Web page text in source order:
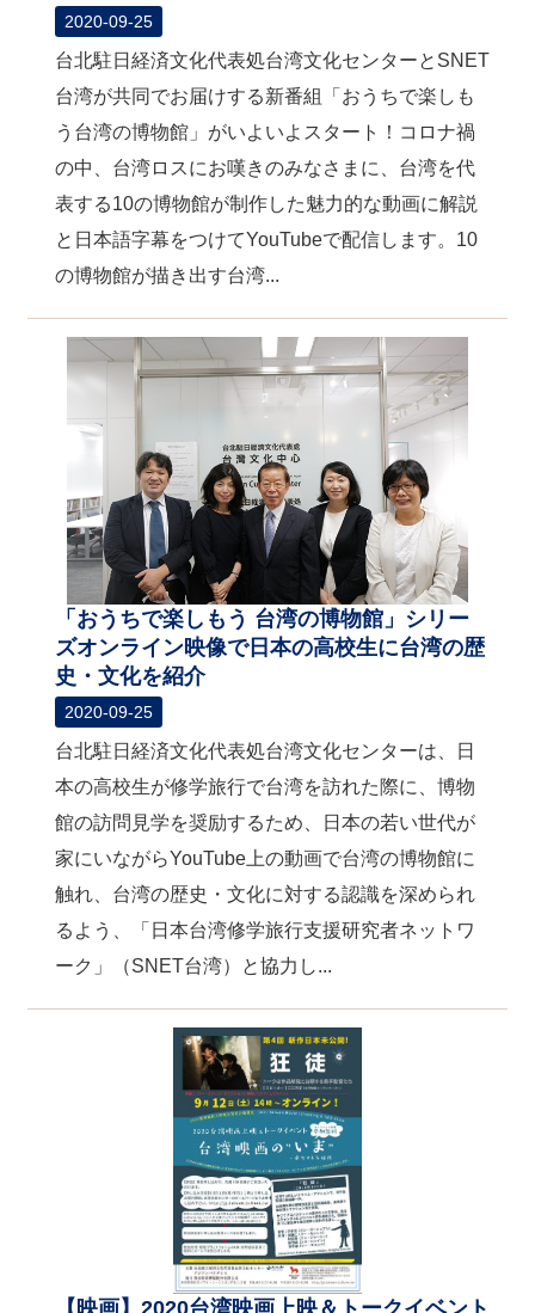
2020-09-25
台北駐日経済文化代表処台湾文化センターとSNET
台湾が共同でお届けする新番組「おうちで楽しも
う台湾の博物館」がいよいよスタート！コロナ禍
の中、台湾ロスにお嘆きのみなさまに、台湾を代
表する10の博物館が制作した魅力的な動画に解説
と日本語字幕をつけてYouTubeで配信します。10
の博物館が描き出す台湾...
「おうちで楽しもう 台湾の博物館」シリー
ズオンライン映像で日本の高校生に台湾の歴
史・文化を紹介
2020-09-25
台北駐日経済文化代表処台湾文化センターは、日
本の高校生が修学旅行で台湾を訪れた際に、博物
館の訪問見学を奨励するため、日本の若い世代が
家にいながらYouTube上の動画で台湾の博物館に
触れ、台湾の歴史・文化に対する認識を深められ
るよう、「日本台湾修学旅行支援研究者ネットワ
ーク」（SNET台湾）と協力し...
【映画】2020台湾映画上映＆トークイベント